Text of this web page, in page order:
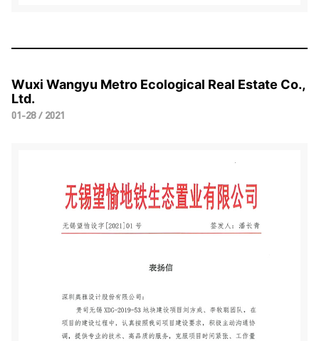
Wuxi Wangyu Metro Ecological Real Estate Co.,
Ltd.
01-28 / 2021